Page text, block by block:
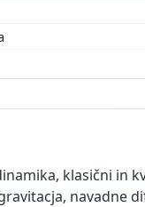
klasični in
navadne